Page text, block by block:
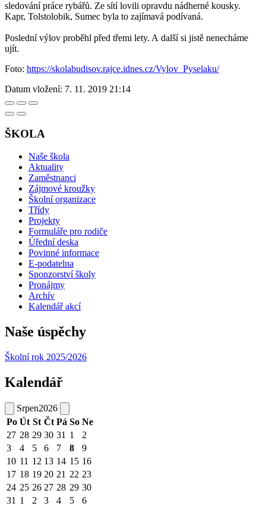
sledování práce rybářů. Ze sítí lovili opravdu nádherné kousky.
Kapr, Tolstolobik, Sumec byla to zajímavá podívaná.
Poslední výlov proběhl před třemi lety. A další si jistě nenecháme
ujít.
Foto: https://skolabudisov.rajce.idnes.cz/Vylov_Pyselaku/
Datum vložení: 7. 11. 2019 21:14
ŠKOLA
Naše škola
Aktuality
Zaměstnanci
Zájmové kroužky
Školní organizace
Třídy
Projekty
Formuláře pro rodiče
Úřední deska
Povinné informace
E-podatelna
Sponzorství školy
Pronájmy
Archív
Kalendář akcí
Naše úspěchy
Školní rok 2025/2026
Kalendář
Srpen2026
Po Út St Čt Pá So Ne
27 28 29 30 31 1
2
3
4 5 6 7 8
9
10 11 12 13 14 15 16
17 18 19 20 21 22 23
24 25 26 27 28 29 30
31 1 2 3 4 5 6